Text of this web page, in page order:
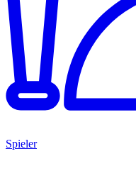
Spieler